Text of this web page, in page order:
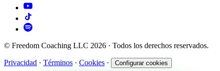
© Freedom Coaching LLC 2026 · Todos los derechos reservados.
Privacidad · Términos · Cookies · Configurar cookies